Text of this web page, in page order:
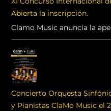
Abierta la inscripción.
Clamo Music anuncia la
Concierto Orquesta
y Pianistas ClaMo Music el